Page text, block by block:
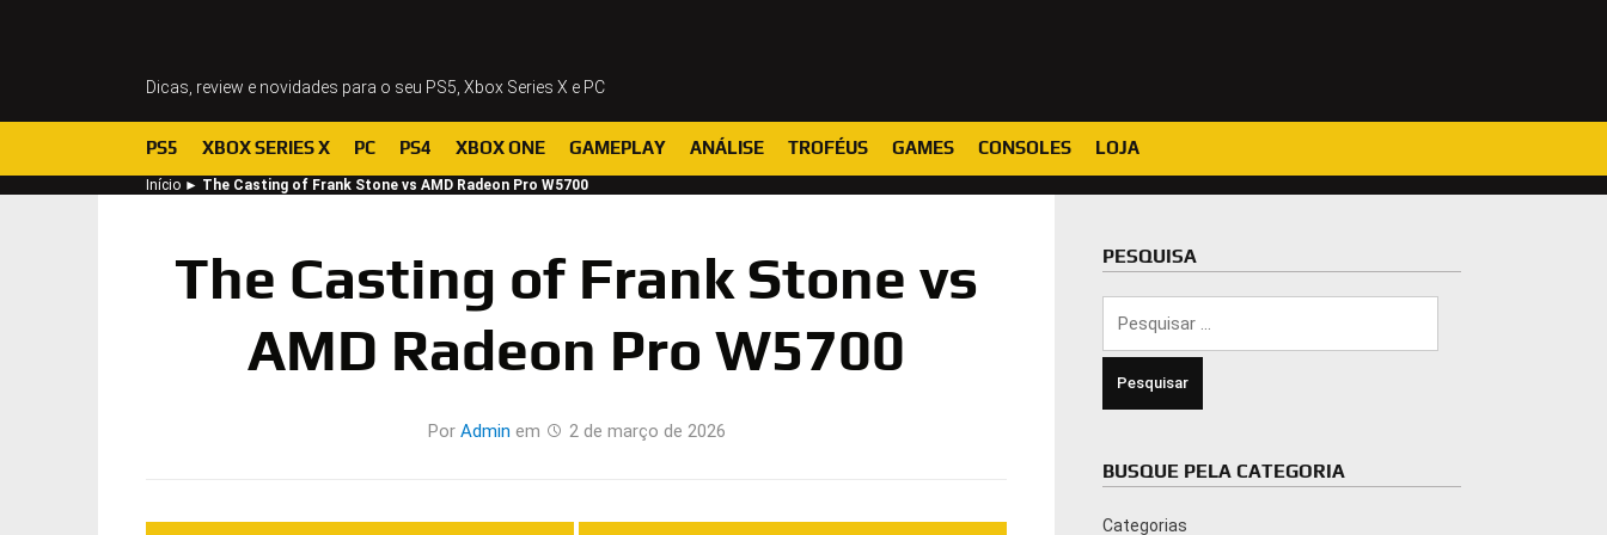
Dicas, review e novidades para o seu PS5, Xbox Series X e PC
PS5 XBOX SERIES X PC PS4 XBOX ONE GAMEPLAY ANÁLISE TROFÉUS GAMES CONSOLES LOJA
Início ► The Casting of Frank Stone vs AMD Radeon Pro W5700
The Casting of Frank Stone vs
AMD Radeon Pro W5700
Por Admin em 2 de março de 2026
PESQUISA
BUSQUE PELA CATEGORIA
Categorias